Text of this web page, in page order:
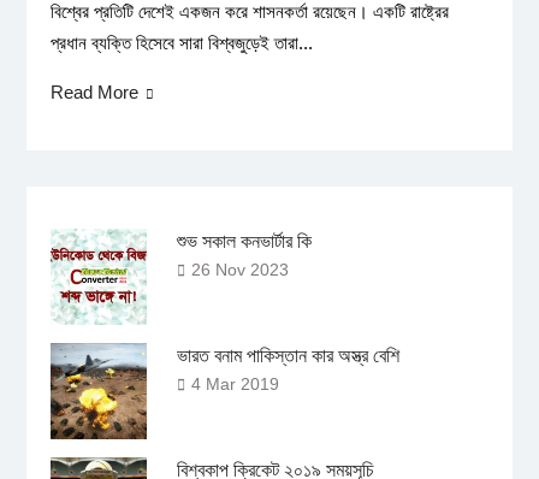
বিশ্বের প্রতিটি দেশেই একজন করে শাসনকর্তা রয়েছেন। একটি রাষ্ট্রের
প্রধান ব্যক্তি হিসেবে সারা বিশ্বজুড়েই তারা...
Read More
শুভ সকাল কনভার্টার কি
26 Nov 2023
ভারত বনাম পাকিস্তান কার অস্ত্র বেশি
4 Mar 2019
বিশ্বকাপ ক্রিকেট ২০১৯ সময়সূচি